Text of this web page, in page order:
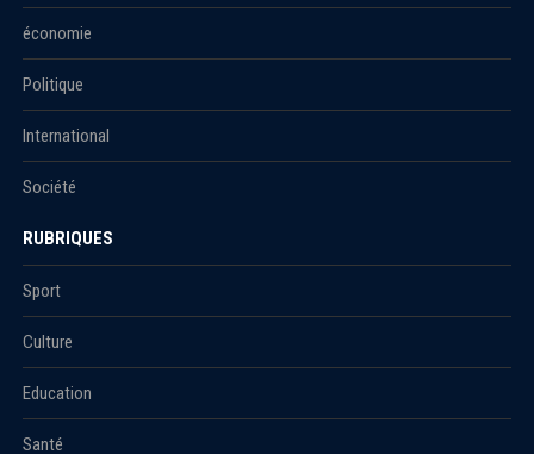
économie
Politique
International
Société
RUBRIQUES
Sport
Culture
Education
Santé